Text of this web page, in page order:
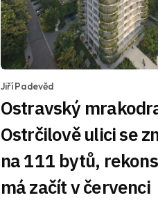
Jiří Padevěd
Ostravský
Ostrčilově ulici se
na 111 bytů,
má začít v červenci